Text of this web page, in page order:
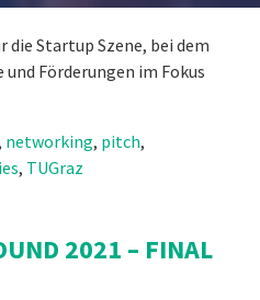
die Startup Szene, bei dem
Förderungen im Fokus
networking, pitch,
, TUGraz
2021 – FINAL